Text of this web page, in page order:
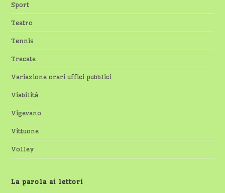
Sport
Teatro
Tennis
Trecate
Variazione orari uffici pubblici
Viabilità
Vigevano
Vittuone
Volley
La parola ai lettori